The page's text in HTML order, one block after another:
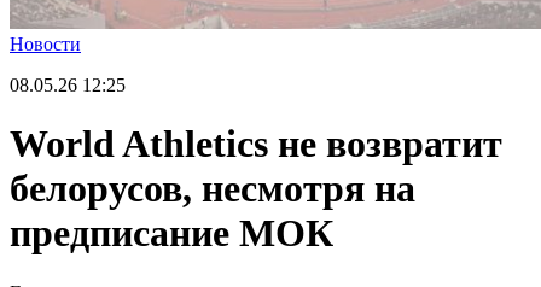
Новости
08.05.26 12:25
World Athletics не возвратит
белорусов, несмотря на
предписание МОК